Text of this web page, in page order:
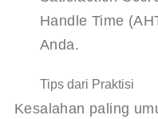
Handle Time
Anda.
Tips dari Praktisi
Kesalahan paling